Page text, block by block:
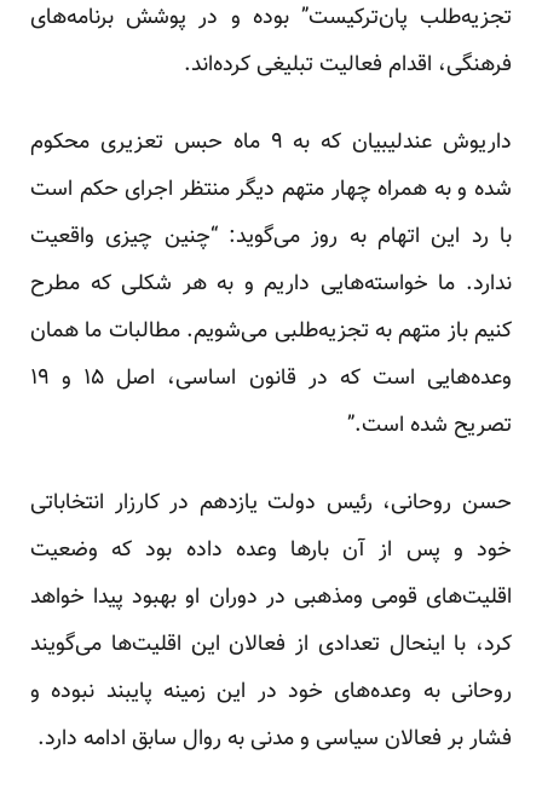
تجزیه‌طلب پان‌ترکیست” بوده و در پوشش برنامه‌های
فرهنگی، اقدام فعالیت تبلیغی کرده‌اند.
داریوش عندلیبیان که به ۹ ماه حبس تعزیری محکوم
شده و به همراه چهار متهم دیگر منتظر اجرای حکم است
با رد این اتهام به روز می‌گوید: “چنین چیزی واقعیت
ندارد. ما خواسته‌هایی داریم و به هر شکلی که مطرح
کنیم باز متهم به تجزیه‌طلبی می‌شویم. مطالبات ما همان
وعده‌هایی است که در قانون اساسی، اصل ۱۵ و ۱۹
تصریح شده است.”
حسن روحانی، رئیس دولت یازدهم در کارزار انتخاباتی
خود و پس از آن بارها وعده داده بود که وضعیت
اقلیت‌های قومی ومذهبی در دوران او بهبود پیدا خواهد
کرد، با اینحال تعدادی از فعالان این اقلیت‌ها می‌گویند
روحانی به وعد‌ه‌های خود در این زمینه پایبند نبوده و
فشار بر فعالان سیاسی و مدنی به روال سابق ادامه دارد.